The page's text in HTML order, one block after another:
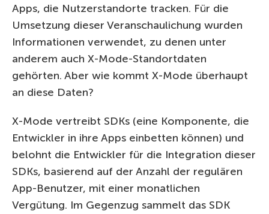
Apps, die Nutzerstandorte tracken. Für die
Umsetzung dieser Veranschaulichung wurden
Informationen verwendet, zu denen unter
anderem auch X-Mode-Standortdaten
gehörten. Aber wie kommt X-Mode überhaupt
an diese Daten?
X-Mode vertreibt SDKs (eine Komponente, die
Entwickler in ihre Apps einbetten können) und
belohnt die Entwickler für die Integration dieser
SDKs, basierend auf der Anzahl der regulären
App-Benutzer, mit einer monatlichen
Vergütung. Im Gegenzug sammelt das SDK